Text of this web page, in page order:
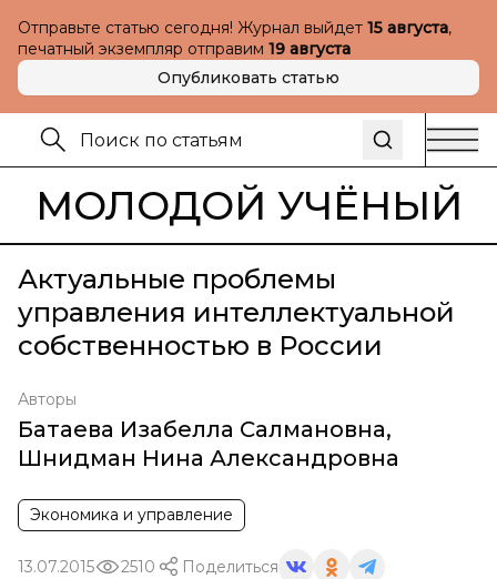
Отправьте статью сегодня! Журнал выйдет 15 августа,
печатный экземпляр отправим 19 августа
Опубликовать статью
МОЛОДОЙ УЧЁНЫЙ
Актуальные проблемы
управления интеллектуальной
собственностью в России
Авторы
Батаева Изабелла Салмановна,
Шнидман Нина Александровна
Экономика и управление
13.07.2015 2510 Поделиться